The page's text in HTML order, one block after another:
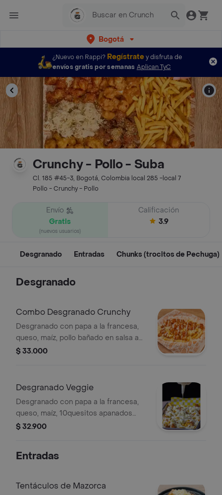
Bogotá
¿Nuevo en Rappi? Regístratey disfruta de
envíos gratis por semanas Aplican TyC
Crunchy - Pollo - Suba
Cl. 185 #45-3, Bogotá, Colombia local 285 -local 7
Pollo - Crunchy - Pollo
Envío
Gratis
(nuevos usuarios)
Calificación
3.9
Desgranado Entradas Chunks (trocitos de Pechuga)
Desgranado
Combo Desgranado Crunchy
Desgranado con papa a la francesa,
queso, maíz, pollo bañado en salsa a
elección y salsa tártara por encima
$ 33.000
Desgranado Veggie
Desgranado con papa a la francesa,
queso, maíz, 10quesitos apanados
bañados en salsa a elección y salsa
$ 32.900
Entradas
Tentáculos de Mazorca